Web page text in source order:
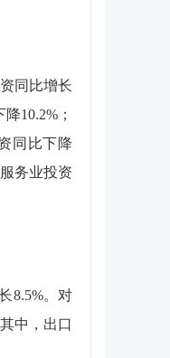
同比增长
降10.2% ；
同比下降
务业投资
8.5%。对
中，出口